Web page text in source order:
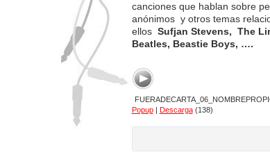
canciones que hablan sobre
anónimos y otros temas
ellos Sufjan Stevens, The
Beatles, Beastie Boys, ….
Popup| Descarga(138)